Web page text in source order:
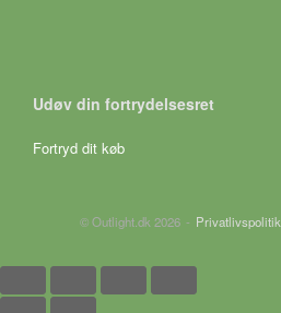
Udøv din fortrydelsesret
Fortryd dit køb
© Outlight.dk 2026 Privatlivspolitik